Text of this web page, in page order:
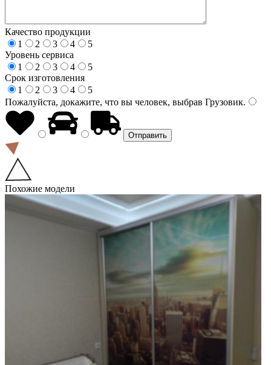
Качество продукции
1
2 3 4
5
Уровень сервиса
1
2 3 4
5
Срок изготовления
1
2 3 4
5
Пожалуйста, докажите, что вы человек, выбрав Грузовик.
Похожие модели